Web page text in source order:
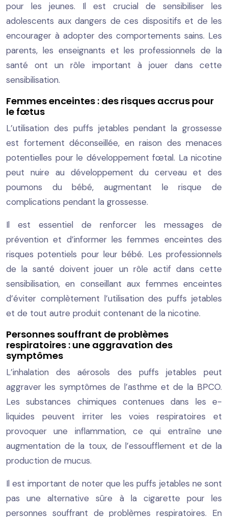
pour les jeunes. Il est crucial de sensibiliser les
adolescents aux dangers de ces dispositifs et de les
encourager à adopter des comportements sains. Les
parents, les enseignants et les professionnels de la
santé ont un rôle important à jouer dans cette
sensibilisation.
Femmes enceintes : des risques accrus pour
le fœtus
L’utilisation des puffs jetables pendant la grossesse
est fortement déconseillée, en raison des menaces
potentielles pour le développement fœtal. La nicotine
peut nuire au développement du cerveau et des
poumons du bébé, augmentant le risque de
complications pendant la grossesse.
Il est essentiel de renforcer les messages de
prévention et d’informer les femmes enceintes des
risques potentiels pour leur bébé. Les professionnels
de la santé doivent jouer un rôle actif dans cette
sensibilisation, en conseillant aux femmes enceintes
d’éviter complètement l’utilisation des puffs jetables
et de tout autre produit contenant de la nicotine.
Personnes souffrant de problèmes
respiratoires : une aggravation des
symptômes
L’inhalation des aérosols des puffs jetables peut
aggraver les symptômes de l’asthme et de la BPCO.
Les substances chimiques contenues dans les e-
liquides peuvent irriter les voies respiratoires et
provoquer une inflammation, ce qui entraîne une
augmentation de la toux, de l’essoufflement et de la
production de mucus.
Il est important de noter que les puffs jetables ne sont
pas une alternative sûre à la cigarette pour les
personnes souffrant de problèmes respiratoires. En